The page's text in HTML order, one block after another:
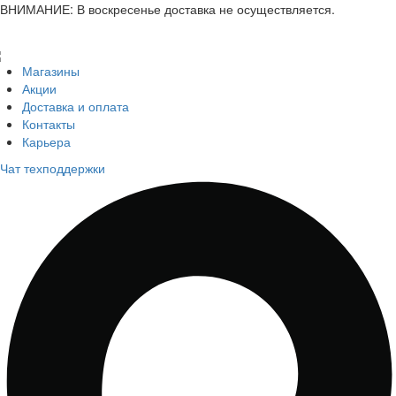
ВНИМАНИЕ: В воскресенье доставка не осуществляется.
Магазины
Акции
Доставка и оплата
Контакты
Карьера
Чат техподдержки